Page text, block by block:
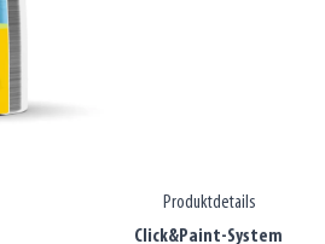
Produktdetails
Click&Paint-System